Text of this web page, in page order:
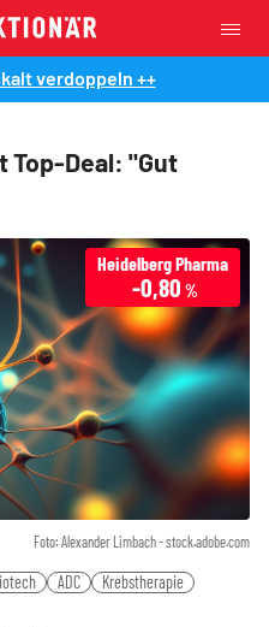
verdoppeln ++
Top-Deal: "Gut
Foto: Alexander Limbach - stock.adobe.com
Heidelberg Pharma
-0,80 %
ADC Krebstherapie